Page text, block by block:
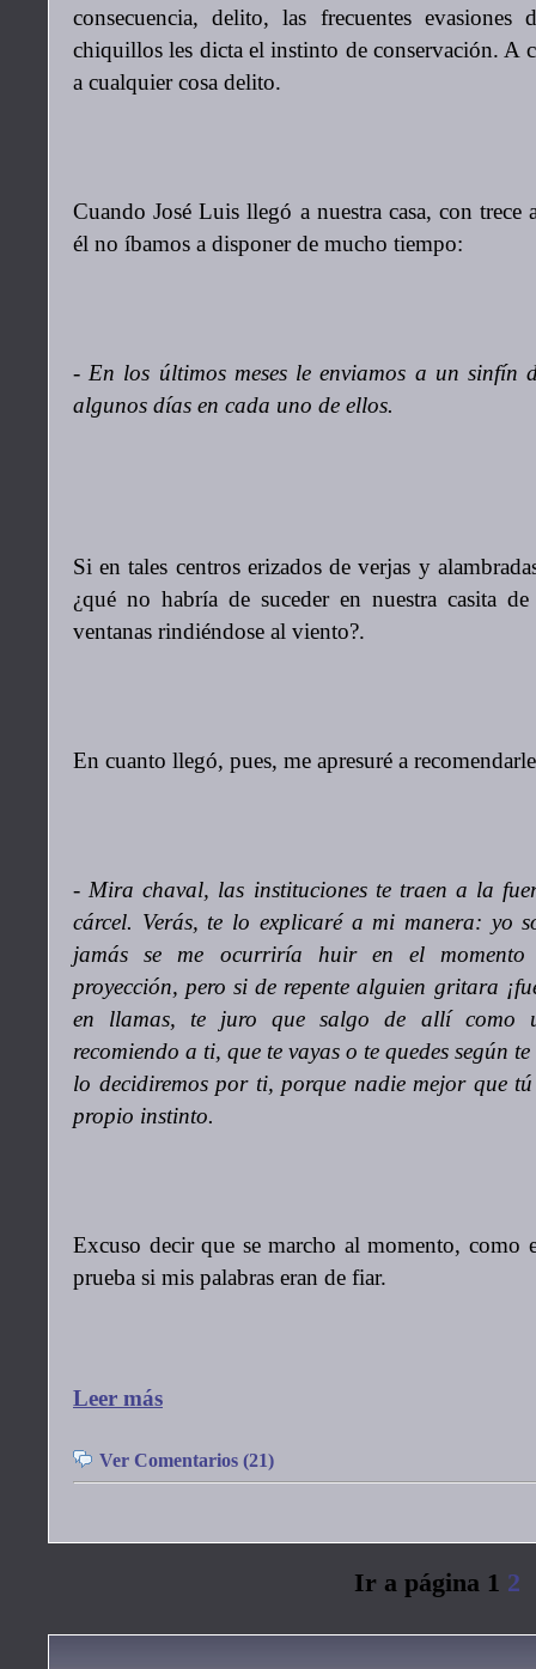
consecuencia, delito, las frecuentes
chiquillos les dicta el instinto de conservación. A
a cualquier cosa delito.
Cuando José Luis llegó a nuestra casa, con
él no íbamos a disponer de mucho tiempo:
- En los últimos meses le enviamos a un sinfín
algunos días en cada uno de ellos.
Si en tales centros erizados de verjas y
¿qué no habría de suceder en nuestra casita
ventanas rindiéndose al viento?.
En cuanto llegó, pues, me apresuré a
- Mira chaval, las instituciones te traen a la
cárcel. Verás, te lo explicaré a mi manera: yo
jamás se me ocurriría huir en el momento
proyección, pero si de repente alguien gritara
en llamas, te juro que salgo de allí como
recomiendo a ti, que te vayas o te quedes según
lo decidiremos por ti, porque nadie mejor que
propio instinto.
Excuso decir que se marcho al momento, como
prueba si mis palabras eran de fiar.
Leer más
Ver Comentarios (21)
Ir a página 1 2